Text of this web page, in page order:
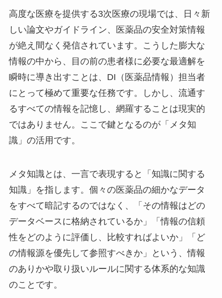
高度な医療を提供する3次医療の現場では、日々新
しい論文やガイドライン、医薬品の安全対策情報
が絶え間なく発信されています。こうした膨大な
情報の中から、目の前の患者様に必要な最適解を
瞬時に導き出すことは、DI（医薬品情報）担当者
にとって極めて重要な任務です。しかし、流通す
るすべての情報を記憶し、網羅することは現実的
ではありません。ここで鍵となるのが「メタ知
識」の活用です。
メタ知識とは、一言で表現すると「知識に関する
知識」を指します。個々の医薬品の細かなデータ
をすべて暗記するのではなく、「その情報はどの
データベースに格納されているか」「情報の信頼
性をどのように評価し、比較すればよいか」「ど
の情報源を優先して参照すべきか」という、情報
のありかや取り扱いルールに関する体系的な知識
のことです。